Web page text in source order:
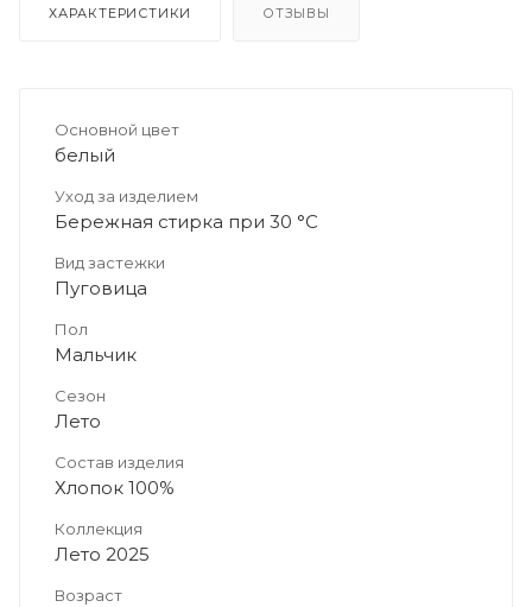
ХАРАКТЕРИСТИКИ ОТЗЫВЫ
Основной цвет
белый
Уход за изделием
Бережная стирка при 30 °C
Вид застежки
Пуговица
Пол
Мальчик
Сезон
Лето
Состав изделия
Хлопок 100%
Коллекция
Лето 2025
Возраст